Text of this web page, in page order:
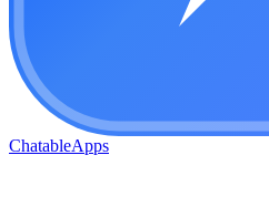
ChatableApps